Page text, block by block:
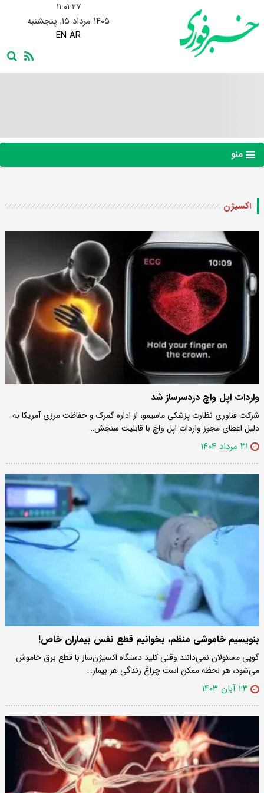
۱۱:۰۱:۲۸
۱۴۰۵ مرداد ۱۵, پنجشنبه
EN AR
منو
اکسیژن
واردات اپل واچ دردسرساز شد
شرکت فناوری نظارت پزشکی ماسیمو، از اداره گمرک و حفاظت مرزی آمریکا به
دلیل اعطای مجوز واردات اپل واچ با قابلیت سنجش…
۳۱ مرداد ۱۴۰۴
بنویسیم خاموشی منظم، بخوانیم قطع نفس بیماران خاص!
گویی مسئولان نمی‌دانند وقتی کلید دستگاه اکسیژن‌ساز با قطع برق خاموش
می‌شود، هر لحظه ممکن است چراغ زندگی هر بیمار…
۲۳ آبان ۱۴۰۳